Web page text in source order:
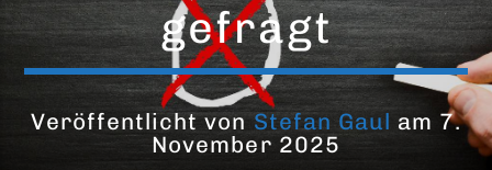
Aktueller Titel
Sleeping Satelllite
Tasmin Archer
gefragt
Veröffentlicht vonStefan Gaul am 7.
November 2025